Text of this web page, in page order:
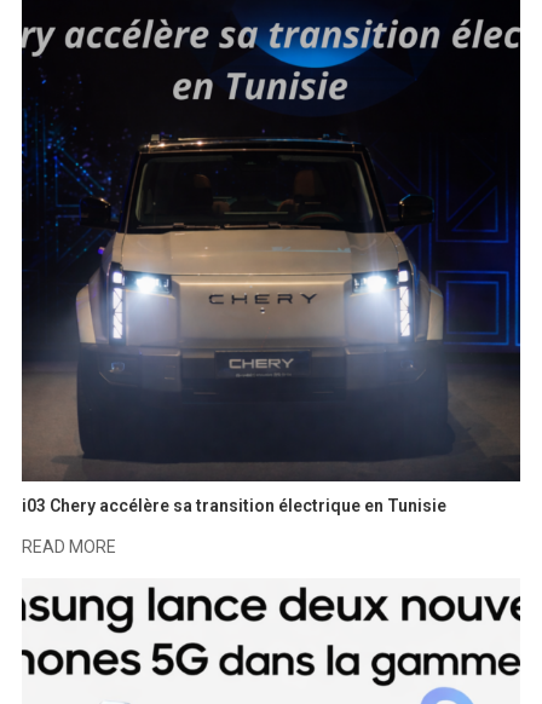
i03 Chery accélère sa transition électrique en Tunisie
READ MORE